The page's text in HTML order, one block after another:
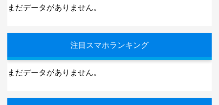
まだデータがありません。
注目スマホランキング
まだデータがありません。